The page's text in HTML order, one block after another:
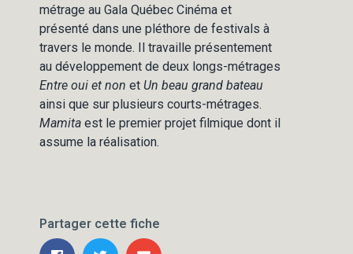
métrage au Gala Québec Cinéma et
présenté dans une pléthore de festivals à
travers le monde. Il travaille présentement
au développement de deux longs-métrages
Entre oui et non et Un beau grand bateau
ainsi que sur plusieurs courts-métrages.
Mamita est le premier projet filmique dont il
assume la réalisation.
Partager cette fiche